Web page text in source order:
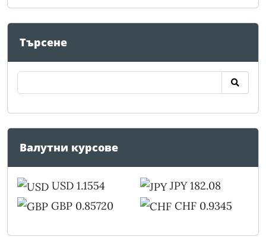
Търсене
Валутни курсове
USD 1.1554
GBP 0.85720
JPY 182.08
CHF 0.9345